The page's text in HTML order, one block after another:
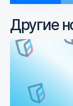
Другие